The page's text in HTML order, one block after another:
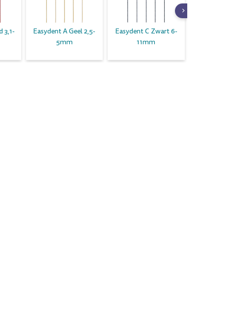
3,1-
Easydent A Geel 2,5-
5mm
Easydent C Zwart 6-
11mm